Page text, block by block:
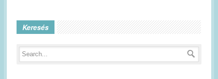
Keresés